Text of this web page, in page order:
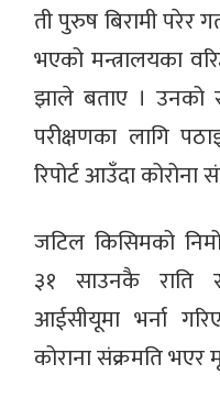
ती पुरुष बिरामी परेर
भएको मन्त्रालयका
झाले बताए । उनको
परीक्षणका लागि
रिपोर्ट आउँदा कोरोना
जटिल किसिमको
३१ साउनकै राति
आईसीयूमा भर्ना
कोराना संक्रमति